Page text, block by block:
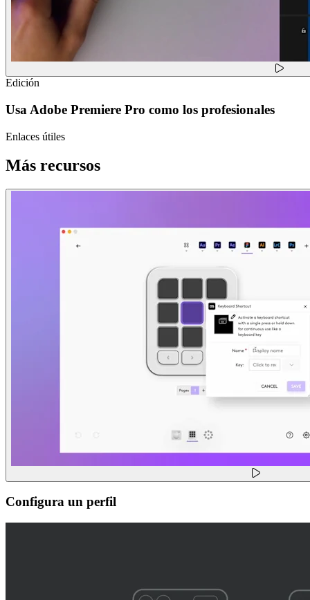
Edición
Usa Adobe Premiere Pro como los profesionales
Enlaces útiles
Más recursos
Configura un perfil